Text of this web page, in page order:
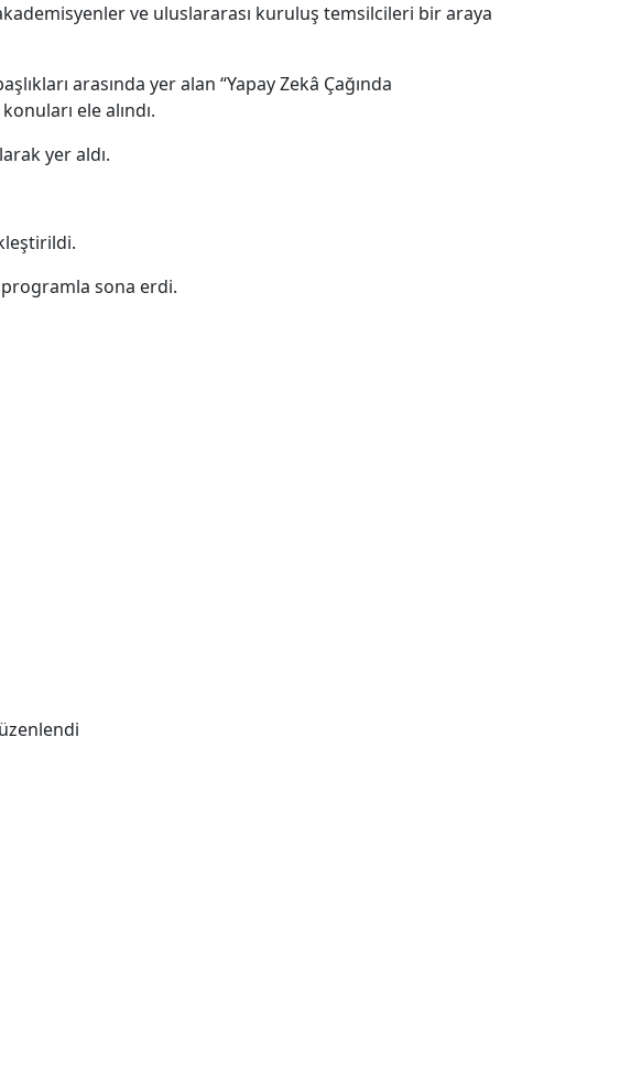
ve uluslararası kuruluş temsilcileri bir araya
arasında yer alan “Yapay Zekâ Çağında
ele alındı.
yer aldı.
sona erdi.